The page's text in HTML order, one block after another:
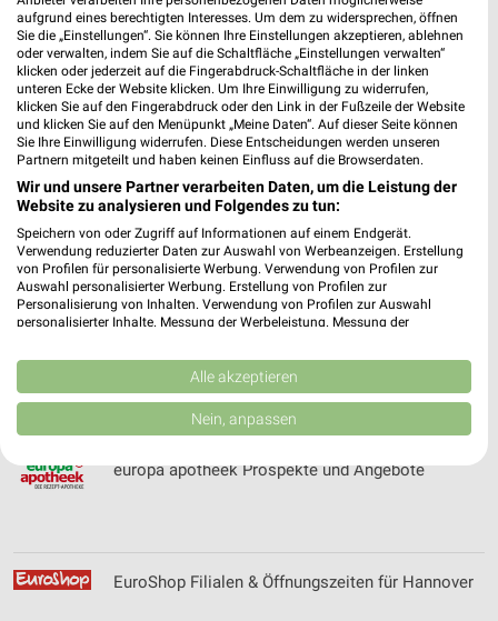
Erdkorn Filialen & Öffnungszeiten für Hannover
Ernsting's family Online Prospekt für
Barsinghausen
EURONICS Angebote im aktuellen Prospekt für
Barsinghausen
EURONICS XXL Angebote im aktuellen Prospekt
für Hambühren
europa apotheek Prospekte und Angebote
EuroShop Filialen & Öffnungszeiten für Hannover
aufgrund eines berechtigten Interesses. Um dem zu widersprechen, öffnen
Sie die „Einstellungen“. Sie können Ihre Einstellungen akzeptieren, ablehnen
oder verwalten, indem Sie auf die Schaltfläche „Einstellungen verwalten“
klicken oder jederzeit auf die Fingerabdruck-Schaltfläche in der linken
unteren Ecke der Website klicken. Um Ihre Einwilligung zu widerrufen,
klicken Sie auf den Fingerabdruck oder den Link in der Fußzeile der Website
und klicken Sie auf den Menüpunkt „Meine Daten“. Auf dieser Seite können
Sie Ihre Einwilligung widerrufen. Diese Entscheidungen werden unseren
Partnern mitgeteilt und haben keinen Einfluss auf die Browserdaten.
Wir und unsere Partner verarbeiten Daten, um die Leistung der
Website zu analysieren und Folgendes zu tun:
Speichern von oder Zugriff auf Informationen auf einem Endgerät.
Verwendung reduzierter Daten zur Auswahl von Werbeanzeigen. Erstellung
von Profilen für personalisierte Werbung. Verwendung von Profilen zur
Auswahl personalisierter Werbung. Erstellung von Profilen zur
Personalisierung von Inhalten. Verwendung von Profilen zur Auswahl
personalisierter Inhalte. Messung der Werbeleistung. Messung der
Kombinationen von Daten aus verschiedenen Quellen. Entwicklung und
Verbesserung der Angebote. Verwendung reduzierter Daten zur Auswahl
von Inhalten.
Daten können außerhalb der Europäischen Union weitergegeben und in die
Website/App.
Speichern von oder Zugriff auf Informationen
Alle akzeptieren
Nein, anpassen